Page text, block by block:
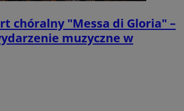
chóralny "Messa di Gloria" –
muzyczne w